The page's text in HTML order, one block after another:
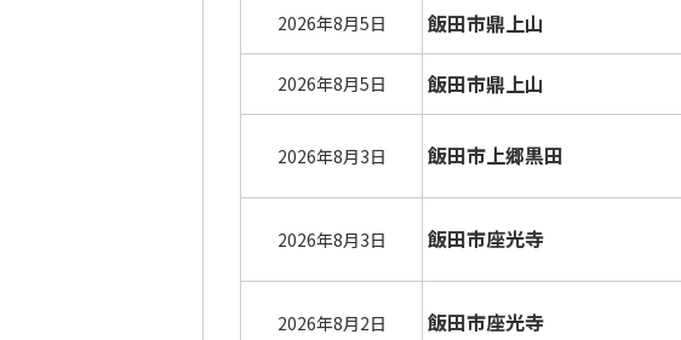
2026年8月5日 飯田市鼎上山
2026年8月5日 飯田市鼎上山
2026年8月3日 飯田市上郷黒田
2026年8月3日 飯田市座光寺
2026年8月2日 飯田市座光寺